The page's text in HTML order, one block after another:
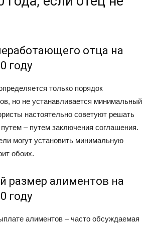
отца на
году
только порядок
но не устанавливается минимальный
настоятельно советуют решать
– путем заключения соглашения.
могут установить минимальную
обоих.
размер алиментов на
году
алиментов – часто обсуждаемая